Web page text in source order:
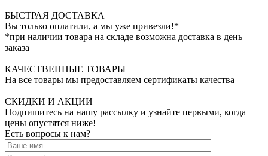
БЫСТРАЯ ДОСТАВКА
Вы только оплатили, а мы уже привезли!*
*при наличии товара на складе возможна доставка в день
заказа
КАЧЕСТВЕННЫЕ ТОВАРЫ
На все товары мы предоставляем сертификаты качества
СКИДКИ И АКЦИИ
Подпишитесь на нашу рассылку и узнайте первыми, когда
цены опустятся ниже!
Есть вопросы к нам?